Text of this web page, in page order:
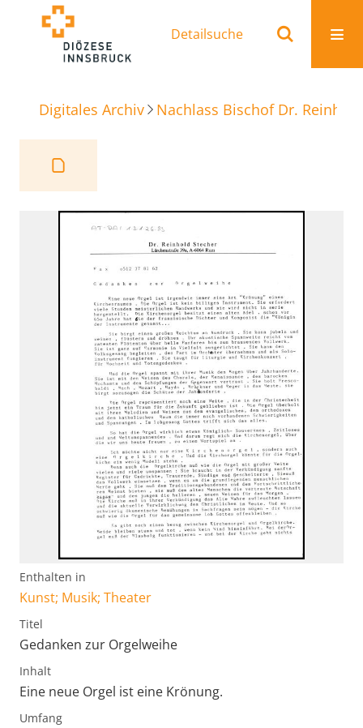
Detailsuche
Digitales Archiv Nachlass Bischof Dr.
Enthalten in
Kunst; Musik; Theater
Titel
Gedanken zur Orgelweihe
Inhalt
Eine neue Orgel ist eine Krönung.
Umfang